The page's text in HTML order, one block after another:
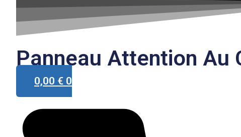
race
Panneau Attention Au
0,00 € 0